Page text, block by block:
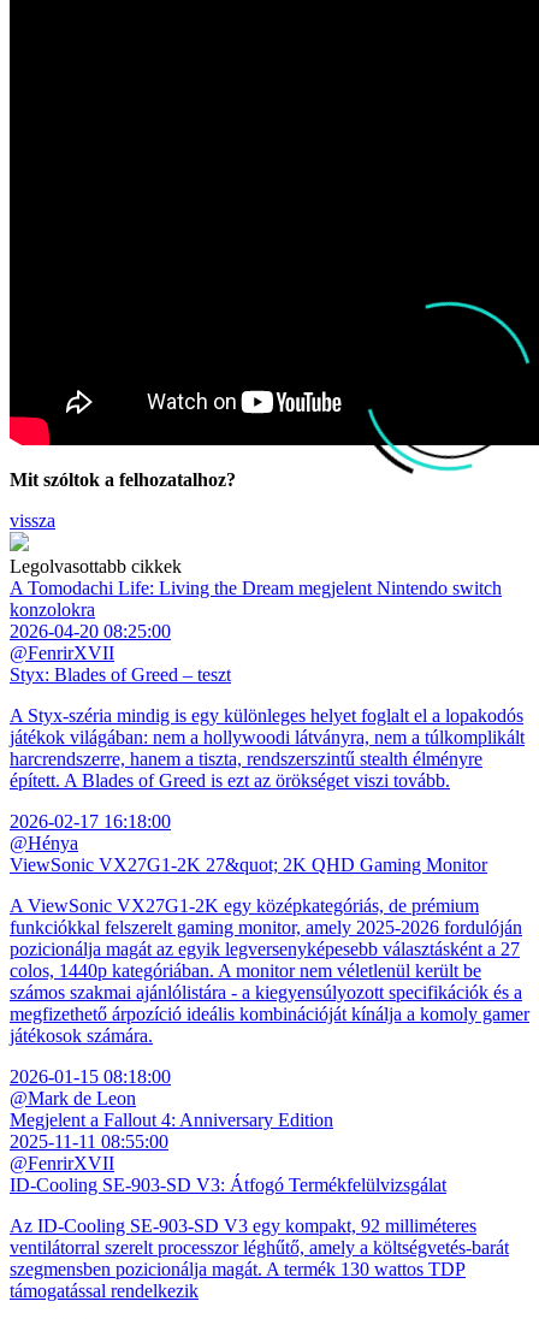
Mit szóltok a felhozatalhoz?
vissza
Legolvasottabb cikkek
A Tomodachi Life: Living the Dream megjelent Nintendo switch
konzolokra
2026-04-20 08:25:00
@FenrirXVII
Styx: Blades of Greed – teszt
A Styx-széria mindig is egy különleges helyet foglalt el a lopakodós
játékok világában: nem a hollywoodi látványra, nem a túlkomplikált
harcrendszerre, hanem a tiszta, rendszerszintű stealth élményre
épített. A Blades of Greed is ezt az örökséget viszi tovább.
2026-02-17 16:18:00
@Hénya
ViewSonic VX27G1-2K 27&quot; 2K QHD Gaming Monitor
A ViewSonic VX27G1-2K egy középkategóriás, de prémium
funkciókkal felszerelt gaming monitor, amely 2025-2026 fordulóján
pozicionálja magát az egyik legversenyképesebb választásként a 27
colos, 1440p kategóriában. A monitor nem véletlenül került be
számos szakmai ajánlólistára - a kiegyensúlyozott specifikációk és a
megfizethető árpozíció ideális kombinációját kínálja a komoly gamer
játékosok számára.
2026-01-15 08:18:00
@Mark de Leon
Megjelent a Fallout 4: Anniversary Edition
2025-11-11 08:55:00
@FenrirXVII
ID-Cooling SE-903-SD V3: Átfogó Termékfelülvizsgálat
Az ID-Cooling SE-903-SD V3 egy kompakt, 92 milliméteres
ventilátorral szerelt processzor léghűtő, amely a költségvetés-barát
szegmensben pozicionálja magát. A termék 130 wattos TDP
támogatással rendelkezik